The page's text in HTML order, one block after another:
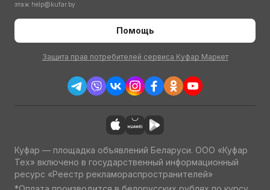
этаж help@kufar.by
Помощь
Защита прав потребителей сервиса Куфар Маркет
Куфар — площадка объявлений Беларуси. ООО «Куфар
Тех» включено в государственный информационный
ресурс «Реестр рекламораспространителей»